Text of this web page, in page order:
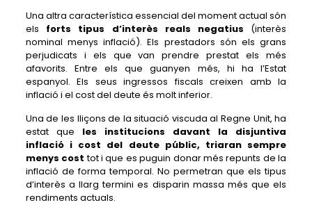
Una altra característica essencial del moment actual són
els forts tipus d’interès reals negatius (interès
nominal menys inflació). Els prestadors són els grans
perjudicats i els que van prendre prestat els més
afavorits. Entre els que guanyen més, hi ha l’Estat
espanyol. Els seus ingressos fiscals creixen amb la
inflació i el cost del deute és molt inferior.
Una de les lliçons de la situació viscuda al Regne Unit, ha
estat que les institucions davant la disjuntiva
inflació i cost del deute públic, triaran sempre
menys cost tot i que es puguin donar més repunts de la
inflació de forma temporal. No permetran que els tipus
d’interès a llarg termini es disparin massa més que els
rendiments actuals.